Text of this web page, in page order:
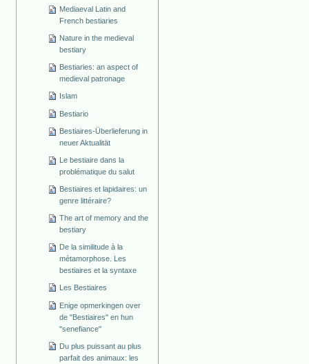
Mediaeval Latin and
French bestiaries
Nature in the medieval
bestiary
Bestiaries: an aspect of
medieval patronage
Islam
Bestiario
Bestiaires-Überlieferung in
neuer Aktualität
Le bestiaire dans la
problématique du salut
Bestiaires et lapidaires: un
genre littéraire?
The art of memory and the
bestiary
De la similitude à la
métamorphose. Les
bestiaires et la syntaxe
Les Bestiaires
Enige opmerkingen over
de "Bestiaires" en hun
"senefiance"
Du plus puissant au plus
parfait des animaux: les